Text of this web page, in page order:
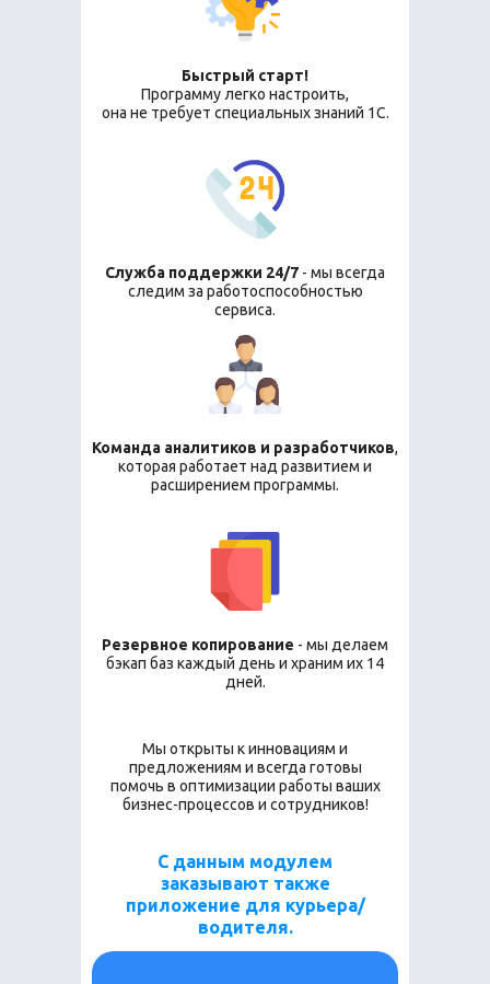
Быстрый старт!
Программу легко настроить,
она не требует специальных знаний 1С.
Команда аналитиков и разработчиков,
которая работает над развитием и
расширением программы.
Служба поддержки 24/7 - мы всегда
следим за работоспособностью
сервиса.
Резервное копирование - мы делаем
бэкап баз каждый день и храним их 14
дней.
Мы открыты к инновациям и
предложениям и всегда готовы
помочь в оптимизации работы ваших
бизнес-процессов и сотрудников!
С данным модулем
заказывают также
приложение для курьера/
водителя.